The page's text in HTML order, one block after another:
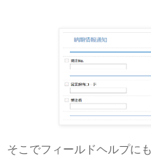
そこでフィールドヘルプに